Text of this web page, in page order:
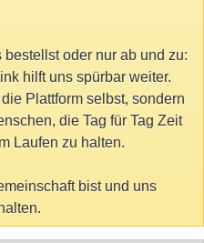
oder nur ab und zu:
hilft uns spürbar weiter.
Plattform selbst, sondern
die Tag für Tag Zeit
Laufen zu halten.
bist und uns